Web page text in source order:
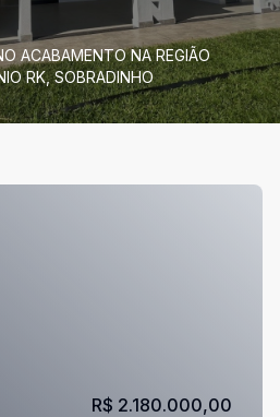
ACABAMENTO NA REGIÃO
RK, SOBRADINHO
R$ 2.180.000,00